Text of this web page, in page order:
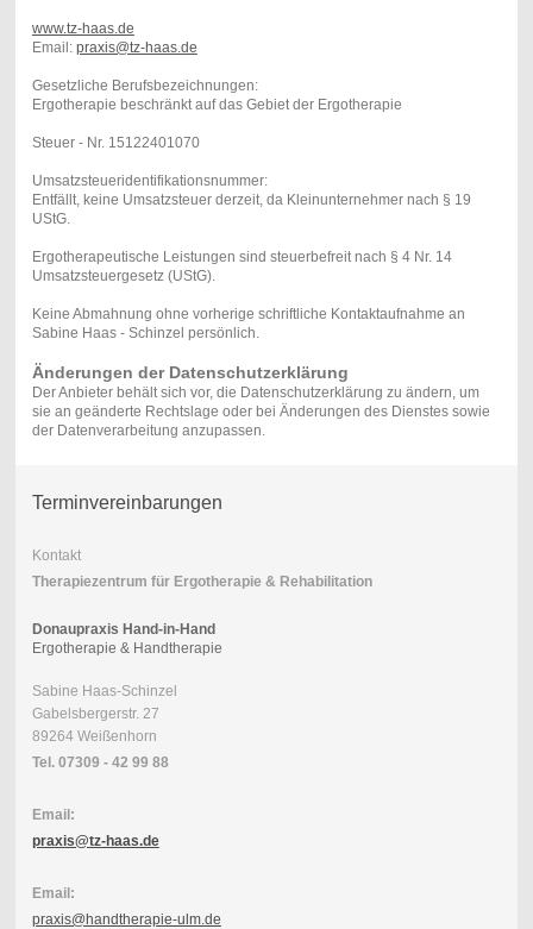
www.tz-haas.de
Email: praxis@tz-haas.de
Gesetzliche Berufsbezeichnungen:
Ergotherapie beschränkt auf das Gebiet der Ergotherapie
Steuer - Nr. 15122401070
Umsatzsteueridentifikationsnummer:
Entfällt, keine Umsatzsteuer derzeit, da Kleinunternehmer nach § 19
UStG.
Ergotherapeutische Leistungen sind steuerbefreit nach § 4 Nr. 14
Umsatzsteuergesetz (UStG).
Keine Abmahnung ohne vorherige schriftliche Kontaktaufnahme an
Sabine Haas - Schinzel persönlich.
Änderungen der Datenschutzerklärung
Der Anbieter behält sich vor, die Datenschutzerklärung zu ändern, um
sie an geänderte Rechtslage oder bei Änderungen des Dienstes sowie
der Datenverarbeitung anzupassen.
Terminvereinbarungen
Kontakt
Therapiezentrum für Ergotherapie & Rehabilitation
Donaupraxis Hand-in-Hand
Ergotherapie & Handtherapie
Sabine Haas-Schinzel
Gabelsbergerstr. 27
89264 Weißenhorn
Tel. 07309 - 42 99 88
Email:
praxis@tz-haas.de
Email:
praxis@handtherapie-ulm.de